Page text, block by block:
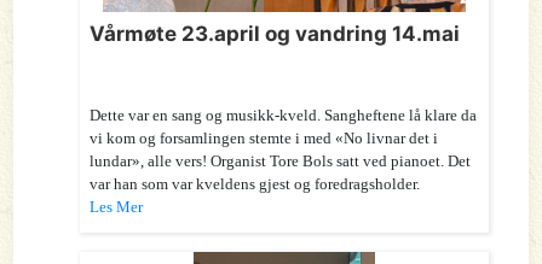
Vårmøte 23.april og vandring 14.mai
Dette var en sang og musikk-kveld. Sangheftene lå klare da
vi kom og forsamlingen stemte i med «No livnar det i
lundar», alle vers! Organist Tore Bols satt ved pianoet. Det
var han som var kveldens gjest og foredragsholder.
Les Mer